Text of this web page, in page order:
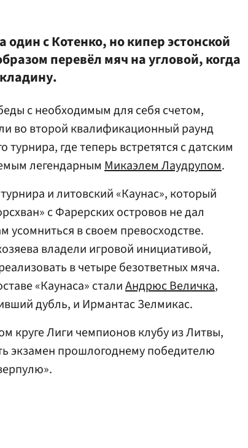
с Котенко, но кипер эстонской
перевёл мяч на угловой, когда
с необходимым для себя счетом,
во второй квалификационный раунд
турнира, где теперь встретятся с датским
легендарным Микаэлем Лаудрупом.
и литовский «Каунас», который
с Фарерских островов не дал
усомниться в своем превосходстве.
владели игровой инициативой,
в четыре безответных мяча.
«Каунаса» сталиАндрюс Величка,
дубль, и Ирмантас Зелмикас.
круге Лиги чемпионов клубу из Литвы,
экзамен прошлогоднему победителю